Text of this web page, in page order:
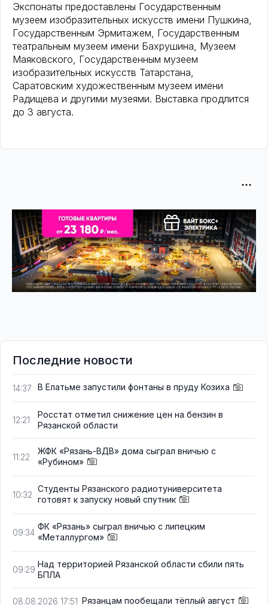
Экспонаты предоставлены Государственным
музеем изобразительных искусств имени Пушкина,
Государственным Эрмитажем, Государственным
театральным музеем имени Бахрушина, Музеем
Маяковского, Государственным музеем
изобразительных искусств Татарстана,
Саратовским художественным музеем имени
Радищева и другими музеями. Выставка продлится
до 3 августа.
Последние новости
14:37 В Елатьме запустили фонтаны в пруду Козиха
12:21
Росстат отметил снижение цен на бензин в
Рязанской области
11:22
ЖФК «Рязань-ВДВ» дома сыграл вничью с
«Рубином»
10:32
Студенты Рязанского радиотуниверситета
готовят к запуску новый спутник
09:34
ФК «Рязань» сыграл вничью с липецким
«Металлургом»
09:29
Над территорией Рязанской области сбили пять
БПЛА
08.08.2026 17:51 Рязанцам пообещали тёплый август